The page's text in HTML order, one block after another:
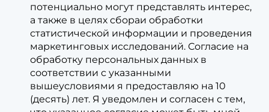
потенциально могут представлять интерес,
а также в целях сбораи обработки
статистической информации и проведения
маркетинговых исследований. Согласие на
обработку персональных данных в
соответствии с указанными
вышеусловиями я предоставляю на 10
(десять) лет. Я уведомлен и согласен с тем,